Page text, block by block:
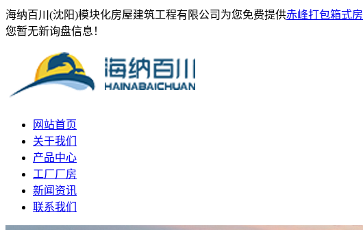
海纳百川(沈阳)模块化房屋建筑工程有限公司为您免费提供赤峰打包箱式房
您暂无新询盘信息！
网站首页
关于我们
产品中心
工厂厂房
新闻资讯
联系我们